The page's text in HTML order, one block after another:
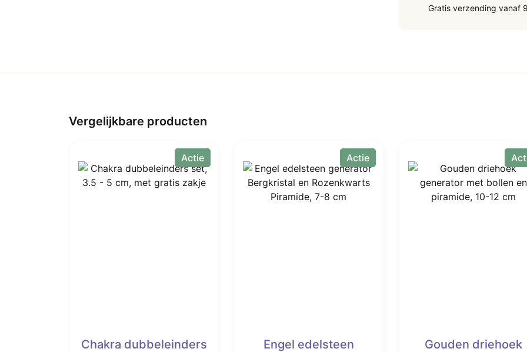
Gratis verzending vanaf
Vergelijkbare producten
Actie
Chakra dubbeleinders
Actie
Engel edelsteen
Gouden driehoek